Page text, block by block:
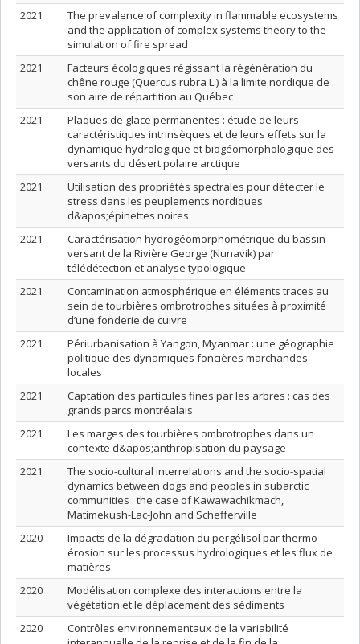
2021
The prevalence of complexity in flammable ecosystems
and the application of complex systems theory to the
simulation of fire spread
2021
Facteurs écologiques régissant la régénération du
chêne rouge (Quercus rubra L.) à la limite nordique de
son aire de répartition au Québec
2021
Plaques de glace permanentes : étude de leurs
caractéristiques intrinsèques et de leurs effets sur la
dynamique hydrologique et biogéomorphologique des
versants du désert polaire arctique
2021
Utilisation des propriétés spectrales pour détecter le
stress dans les peuplements nordiques
d&apos;épinettes noires
2021
Caractérisation hydrogéomorphométrique du bassin
versant de la Rivière George (Nunavik) par
télédétection et analyse typologique
2021
Contamination atmosphérique en éléments traces au
sein de tourbières ombrotrophes situées à proximité
d’une fonderie de cuivre
2021
Périurbanisation à Yangon, Myanmar : une géographie
politique des dynamiques foncières marchandes
locales
2021
Captation des particules fines par les arbres : cas des
grands parcs montréalais
2021
Les marges des tourbières ombrotrophes dans un
contexte d&apos;anthropisation du paysage
2021
The socio-cultural interrelations and the socio-spatial
dynamics between dogs and peoples in subarctic
communities : the case of Kawawachikmach,
Matimekush-Lac-John and Schefferville
2020
Impacts de la dégradation du pergélisol par thermo-
érosion sur les processus hydrologiques et les flux de
matières
2020
Modélisation complexe des interactions entre la
végétation et le déplacement des sédiments
2020
Contrôles environnementaux de la variabilité